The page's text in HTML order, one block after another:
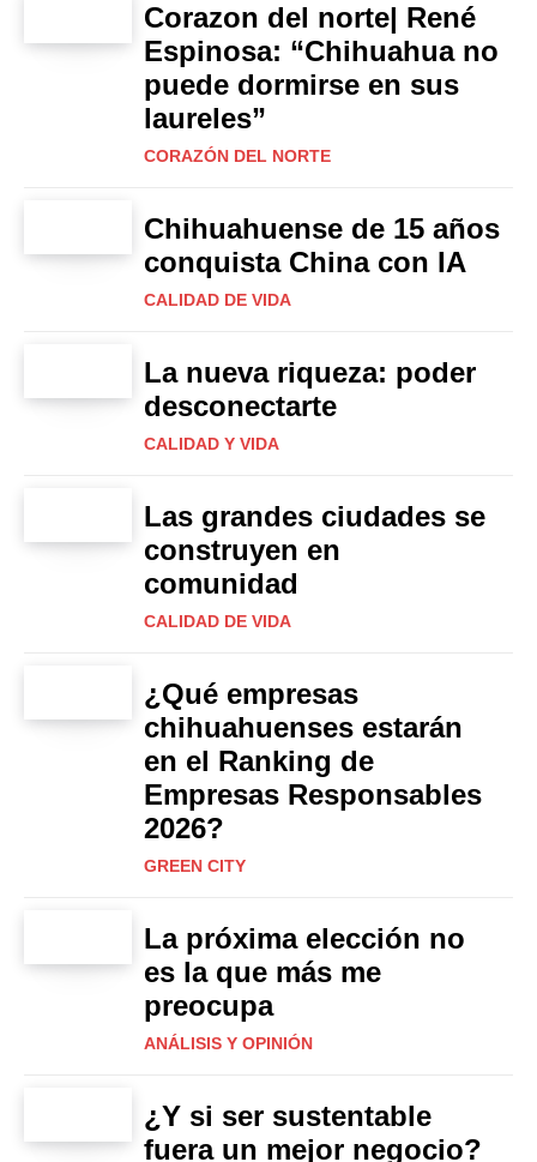
Corazon del norte| René
Espinosa: “Chihuahua no
puede dormirse en sus
laureles”
CORAZÓN DEL NORTE
Chihuahuense de 15 años
conquista China con IA
CALIDAD DE VIDA
La nueva riqueza: poder
desconectarte
CALIDAD Y VIDA
Las grandes ciudades se
construyen en
comunidad
CALIDAD DE VIDA
¿Qué empresas
chihuahuenses estarán
en el Ranking de
Empresas Responsables
2026?
GREEN CITY
La próxima elección no
es la que más me
preocupa
ANÁLISIS Y OPINIÓN
¿Y si ser sustentable
fuera un mejor negocio?